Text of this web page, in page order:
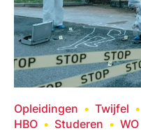
Opleidingen Twijfel
HBO
Studeren WO